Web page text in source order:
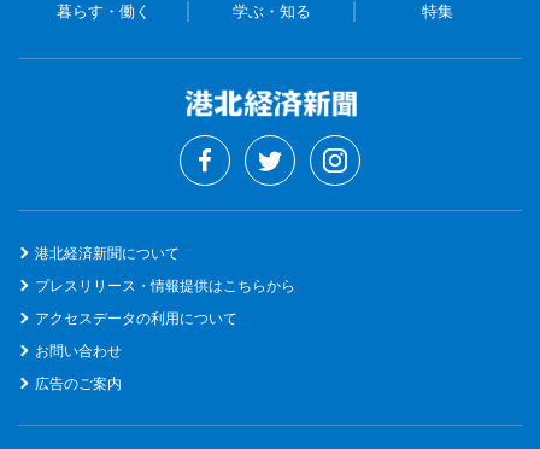
暮らす・働く 学ぶ・知る 特集
港北経済新聞について
プレスリリース・情報提供はこちらから
アクセスデータの利用について
お問い合わせ
広告のご案内